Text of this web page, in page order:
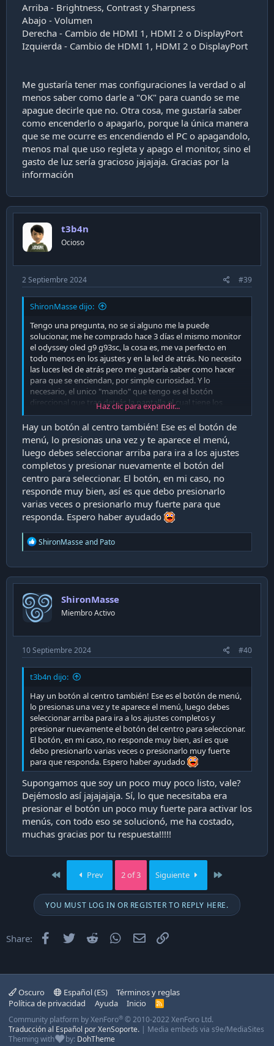
Arriba - Brightness, Contrast y Sharpness
Abajo - Volumen
Derecha - Cambio de HDMI 1, HDMI 2 o DisplayPort
Izquierda - Cambio de HDMI 1, HDMI 2 o DisplayPort
Me gustaría tener mas configuraciones la verdad o al
menos saber como darle a "OK" para cuando se me
apague decirle que no. Otra cosa, me gustaría saber
como encenderlo o apagarlo, porque la única manera
que se me ocurre es encendiendo el PC o apagandolo,
menos mal que uso regleta y apago el monitor, sino el
gasto de luz sería gracioso jajajaja. Gracias por la
información
t3b4n
Ocioso
2 Septiembre 2024 #39
ShironMasse dijo:
Tengo una pregunta, no se si alguno me la puede
solucionar, me he comprado hace 3 días el mismo monitor
el odyssey oled g9 g93sc, la cosa es, me va perfecto en
todo menos en los ajustes y en la led de atrás. No necesito
las luces led de atrás pero me gustaría saber como hacer
para que se enciendan, por simple curiosidad. Y lo
necesario, el unico "mando" que tengo es el botón
direccional que trae detrás la pantalla el cual tiene los
siguientes ajustes...
Arriba - Brightness, Contrast y Sharpness
Abajo - Volumen
Derecha - Cambio de HDMI 1, HDMI 2 o DisplayPort
Izquierda - Cambio de HDMI 1, HDMI 2 o DisplayPort
Me gustaría tener mas configuraciones la verdad o al
menos saber como darle a "OK" para cuando se me apague
decirle que no. Otra cosa, me gustaría saber como
encenderlo o apagarlo, porque la única manera que se me
uso regleta y apago el monitor, sino el gasto de luz sería
gracioso jajajaja. Gracias por la información
Haz clic para expandir...
Hay un botón al centro también! Ese es el botón de
menú, lo presionas una vez y te aparece el menú,
luego debes seleccionar arriba para ira a los ajustes
completos y presionar nuevamente el botón del
centro para seleccionar. El botón, en mi caso, no
responde muy bien, así es que debo presionarlo
varias veces o presionarlo muy fuerte para que
responda. Espero haber ayudado
R
e
c
t
o
n
s
ShironMasseand Pato
ShironMasse
Miembro Activo
10 Septiembre 2024 #40
t3b4n dijo:
Hay un botón al centro también! Ese es el botón de menú,
lo presionas una vez y te aparece el menú, luego debes
seleccionar arriba para ira a los ajustes completos y
presionar nuevamente el botón del centro para seleccionar.
El botón, en mi caso, no responde muy bien, así es que
debo presionarlo varias veces o presionarlo muy fuerte
para que responda. Espero haber ayudado
Supongamos que soy un poco muy poco listo, vale?
Dejémoslo así jajajajaja. Sí, lo que necesitaba era
presionar el botón un poco muy fuerte para activar los
menús, con todo eso se solucionó, me ha costado,
muchas gracias por tu respuesta!!!!!
First Prev 2 of 3 Siguiente
YOU MUST LOG IN OR REGISTER TO REPLY HERE.
Share: Facebook
Twitter Reddit WhatsApp
Email
Oscuro Español (ES)
Términos y reglas
Política de privacidad
Ayuda Inicio
R
S
Community platform by XenForo® © 2010-2022 XenForo Ltd.
Traducción al Español por XenSoporte. | Media embeds via s9e/MediaSites
Theming with
by: DohTheme